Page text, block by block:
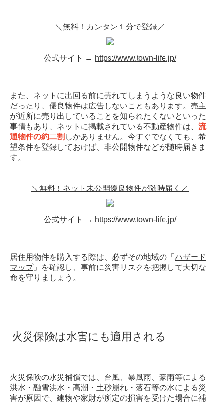
＼無料！カンタン１分で登録／
公式サイト → https://www.town-life.jp/
また、ネットに出回る前に売れてしまうような良い物件
だったり、優良物件は広告しないこともあります。売主
が近所に売り出していることを知られたくないといった
事情もあり、ネットに掲載されている不動産物件は、 流
通物件の約二割 しかありません。今すぐでなくても、希
望条件を登録しておけば、非公開物件などが随時届きま
す。
＼無料！ネット未公開優良物件が随時届く／
公式サイト → https://www.town-life.jp/
居住用物件を購入する際は、必ずその地域の「 ハザード
マップ」を確認し、事前に災害リスクを把握して大切な
命を守りましょう。
火災保険は水害にも適用される
火災保険の水災補償では、台風、暴風雨、豪雨等による
洪水・融雪洪水・高潮・土砂崩れ・落石等の水による災
害が原因で、建物や家財が所定の損害を受けた場合に補